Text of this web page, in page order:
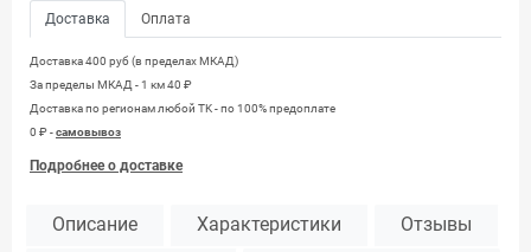
Доставка Оплата
Доставка 400 руб (в пределах МКАД)
За пределы МКАД - 1 км 40 ₽
Доставка по регионам любой TK - по 100% предоплате
0 ₽ -самовывоз
Подробнее о доставке
Описание Характеристики Отзывы